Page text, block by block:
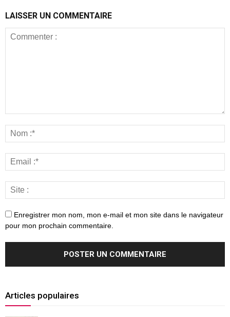
LAISSER UN COMMENTAIRE
Enregistrer mon nom, mon e-mail et mon site dans le navigateur
pour mon prochain commentaire.
Articles populaires